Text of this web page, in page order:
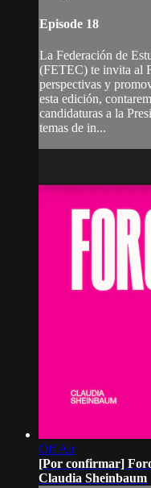
Episode 18
La Federación de
(FETEC) te invita al
perspectivas y
esta edición,
candidaturas a la
temas de in...
Off Air
[Por confirmar]
Claudia Sheinbaum